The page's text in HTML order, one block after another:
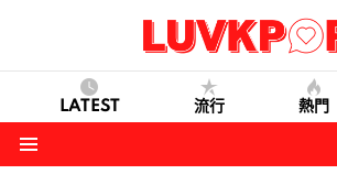
LATEST 流行 熱門